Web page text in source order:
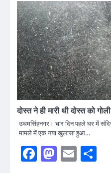
दोस्त ने ही मारी थी दोस्त को
उधमसिंहनगर। चार दिन पहले घर में
मामले में एक नया खुलासा हुआ…
Facebook
Mastodon
Email